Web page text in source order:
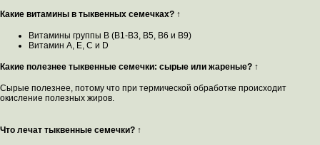
Какие витамины в тыквенных семечках? ↑
Витамины группы В (В1-В3, В5, В6 и В9)
Витамин A, Е, С и D
Какие полезнее тыквенные семечки: сырые или жареные? ↑
Сырые полезнее, потому что при термической обработке происходит
окисление полезных жиров.
Что лечат тыквенные семечки? ↑